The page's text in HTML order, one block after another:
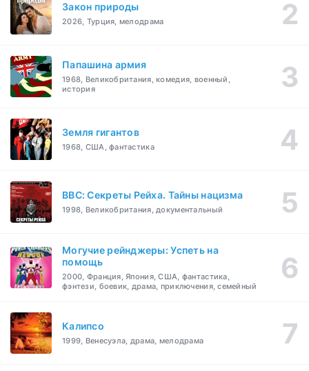
Закон природы
2026, Турция, мелодрама
Папашина армия
1968, Великобритания, комедия, военный,
история
Земля гигантов
1968, США, фантастика
BBC: Секреты Рейха. Тайны нацизма
1998, Великобритания, документальный
Могучие рейнджеры: Успеть на
помощь
2000, Франция, Япония, США, фантастика,
фэнтези, боевик, драма, приключения, семейный
Калипсо
1999, Венесуэла, драма, мелодрама